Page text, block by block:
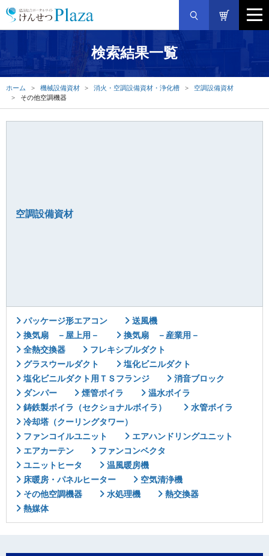
検索結果一覧
ホーム 機械設備資材 消火・空調設備資材・浄化槽
空調設備資材
その他空調機器
空調設備資材
パッケージ形エアコン
送風機
換気扇 －屋上用－
換気扇 －産業用－
全熱交換器
フレキシブルダクト
グラスウールダクト
塩化ビニルダクト
塩化ビニルダクト用ＴＳフランジ
消音ブロック
ダンパー
煙管ボイラ
温水ボイラ
鋳鉄製ボイラ（セクショナルボイラ）
水管ボイラ
冷却塔（クーリングタワー）
ファンコイルユニット
エアハンドリングユニット
エアカーテン
ファンコンベクタ
ユニットヒータ
温風暖房機
床暖房・パネルヒーター
空気清浄機
その他空調機器
水処理機
熱交換器
熱媒体